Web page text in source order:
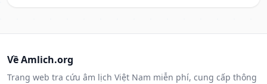
Về Amlich.org
Trang web tra cứu âm lịch Việt Nam miễn phí, cung cấp thông